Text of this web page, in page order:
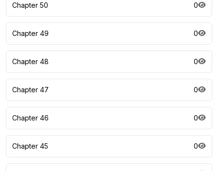
Chapter 50 0
Chapter 49 0
Chapter 48 0
Chapter 47 0
Chapter 46 0
Chapter 45 0